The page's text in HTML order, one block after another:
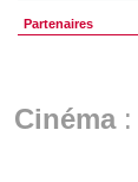
Partenaires
Cinéma: